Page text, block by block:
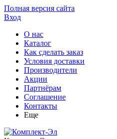
Полная версия сайта
Вход
О нас
Каталог
Как сделать заказ
Условия доставки
Производители
Акции
Партнёрам
Соглашение
Контакты
Еще